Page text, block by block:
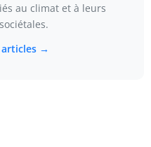
au climat et à leurs
→